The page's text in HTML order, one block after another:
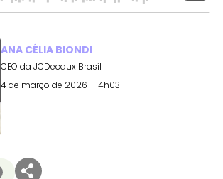
ANA CÉLIA BIONDI
CEO da JCDecaux Brasil
4 de março de 2026 - 14h03